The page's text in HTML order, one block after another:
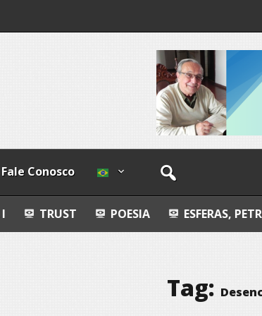
Fale Conosco
POESIA ESFERAS, PETROGLIFOS Y
Tag: